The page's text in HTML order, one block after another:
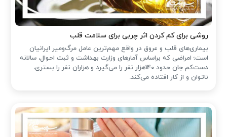
روشی برای کم کردن اثر چربی برای سلامت قلب
بیماری‌های قلب و عروق در واقع مهم‌ترین عامل مرگ‌ومیر ایرانیان
است؛ امراضی که براساس آمارهای وزارت بهداشت و ثبت احوال، سالانه
دست‌کم جان حدود 140هزار نفر را می‌گیرد و هزاران نفر را بستری،
ناتوان و از کار افتاده می‌کند.